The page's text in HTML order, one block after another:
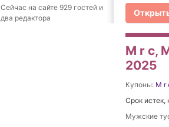
Сейчас на сайте 929 гостей и
два редактора
M r c,
2025
Купоны: M r
Срок истек,
Мужские